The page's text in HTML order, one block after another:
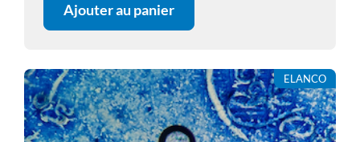
Ajouter au panier
ELANCO